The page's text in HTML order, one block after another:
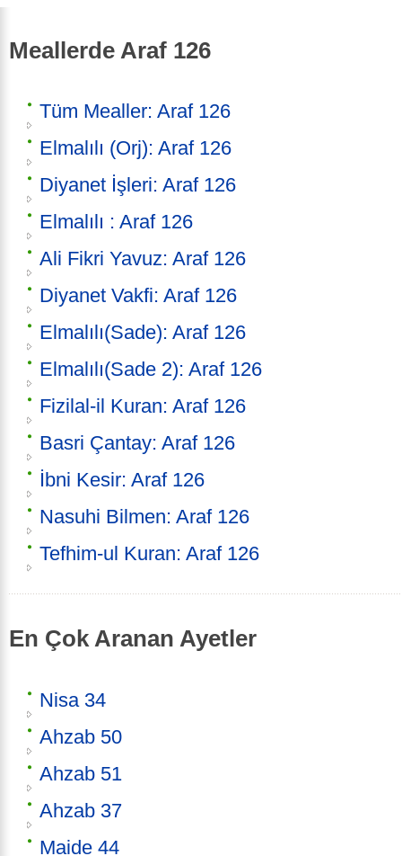
Meallerde Araf 126
Tüm Mealler: Araf 126
Elmalılı (Orj): Araf 126
Diyanet İşleri: Araf 126
Elmalılı : Araf 126
Ali Fikri Yavuz: Araf 126
Diyanet Vakfi: Araf 126
Elmalılı(Sade): Araf 126
Elmalılı(Sade 2): Araf 126
Fizilal-il Kuran: Araf 126
Basri Çantay: Araf 126
İbni Kesir: Araf 126
Nasuhi Bilmen: Araf 126
Tefhim-ul Kuran: Araf 126
En Çok Aranan Ayetler
Nisa 34
Ahzab 50
Ahzab 51
Ahzab 37
Maide 44